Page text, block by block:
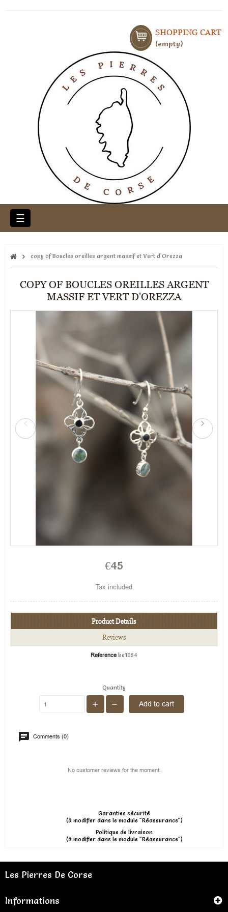
SHOPPING CART
empty
Toggle
navigation
☰
copy of Boucles oreilles argent massif et Vert d'Orezza
COPY OF BOUCLES OREILLES ARGENT
MASSIF ET VERT D'OREZZA
€45
Tax included
Product Details
Reviews
Reference be1054
Quantity
Add to cart
Comments (0)
No customer reviews for the moment.
Garanties sécurité
(à modifier dans le module "Réassurance")
Politique de livraison
(à modifier dans le module "Réassurance")
Les Pierres De Corse
Informations